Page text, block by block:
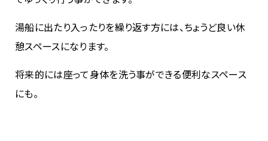
湯船に出たり入ったりを繰り返す方には、ちょうど良い休
憩スペースになります。
将来的には座って身体を洗う事ができる便利なスペース
にも。